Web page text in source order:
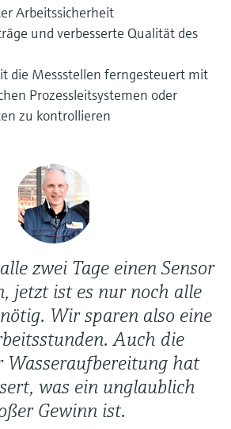
und
Produktwurzel,
Eisen,
Arbeitssicherheit
und verbesserte Qualität des
die Messstellen ferngesteuert mit
Prozessleitsystemen oder
zu kontrollieren
zwei Tage einen Sensor
jetzt ist es nur noch alle
Wir sparen also eine
Auch die
Wasseraufbereitung hat
was ein unglaublich
Gewinn ist.